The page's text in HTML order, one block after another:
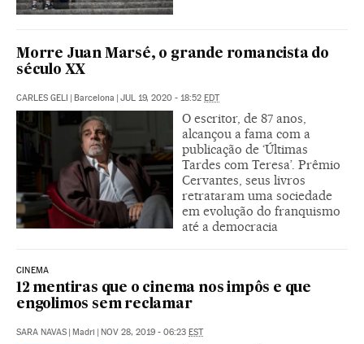
Morre Juan Marsé, o grande romancista do
século XX
CARLES GELI Barcelona JUL 19, 2020 - 18:52 EDT
O escritor, de 87 anos,
alcançou a fama com a
publicação de ‘Últimas
Tardes com Teresa’. Prêmio
Cervantes, seus livros
retrataram uma sociedade
em evolução do franquismo
até a democracia
CINEMA
12 mentiras que o cinema nos impôs e que
engolimos sem reclamar
SARA NAVAS Madri NOV 28, 2019 - 06:23 EST